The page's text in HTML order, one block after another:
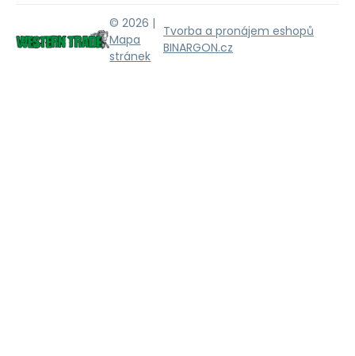
© 2026 |
Mapa
stránek
Tvorba a pronájem eshopů
BINARGON.cz